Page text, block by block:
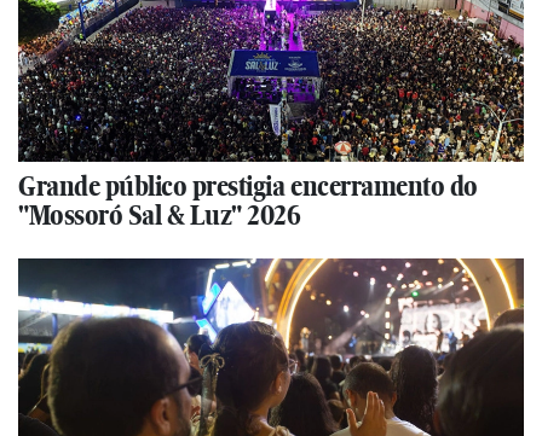
Grande público prestigia encerramento do
"Mossoró Sal & Luz" 2026